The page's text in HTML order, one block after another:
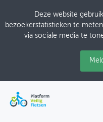
Deze website
bezoekerstatistieken te
via sociale media te